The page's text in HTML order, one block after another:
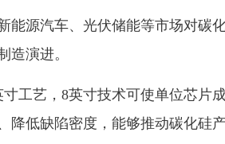
源汽车、光伏储能等市场对碳
造演进。
艺，8英寸技术可使单位芯片成
降低缺陷密度，能够推动碳化硅